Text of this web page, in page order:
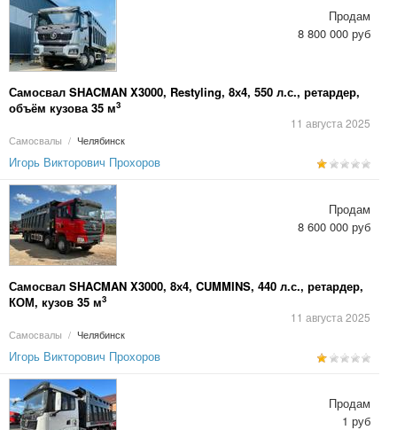
Самосвал SHACMAN X3000, Restyling, 8х4, 550 л.с., ретардер,
объём кузова 35 м3
11 августа 2025
Самосвалы / Челябинск
Продам
8 800 000 руб
Игорь Викторович Прохоров
Самосвал SHACMAN X3000, 8х4, CUMMINS, 440 л.с., ретардер,
КОМ, кузов 35 м3
11 августа 2025
Самосвалы / Челябинск
Продам
8 600 000 руб
Игорь Викторович Прохоров
Продам
1 руб